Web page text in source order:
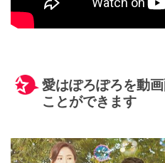
愛はぽろぽろを動
ことができます